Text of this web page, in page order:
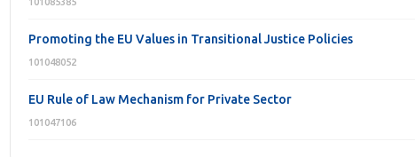
Promoting the EU Values in Transitional Justice Policies
101048052
EU Rule of Law Mechanism for Private Sector
101047106